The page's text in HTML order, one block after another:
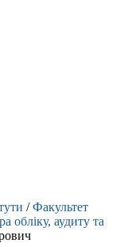
/Факультет
обліку, аудиту та